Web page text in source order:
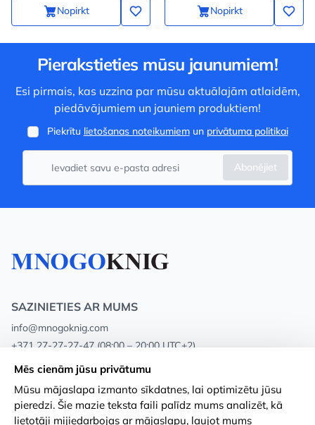
Nopirkt Nopirkt
Pierakstieties mūsu jaunumiem!
Esi pirmais, kas uzzina par mūsu aktuālajām atlaidēm,
piedāvājumiem un jauniem produktiem!
Piekrītu lietošanas noteikumiemun privātuma politikai
Abonējiet
SAZINIETIES AR MUMS
info@mnogoknig.com
+371 27-27-27-47 (08:00 – 20:00 UTC+2)
Rīga, Augusta Deglava 69d, LV-1082
Par mums Privātuma politika
Mēs cienām jūsu privātumu
Mūsu mājaslapa izmanto sīkdatnes, lai optimizētu jūsu
pieredzi. Šie mazie teksta faili palīdz mums analizēt, kā
lietotāji mijiedarbojas ar mājaslapu, ļaujot mums